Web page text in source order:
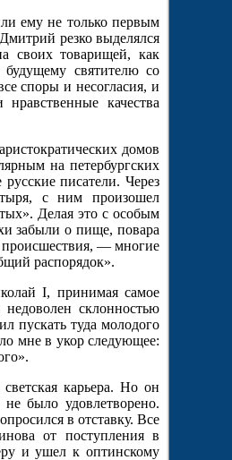
ему не только первым
резко выделялся
своих товарищей, как
будущему святителю со
споры и несогласия, и
качества
домов
на петербургских
писатели. Через
с ним произошел
Делая это с особым
забыли о пище, повара
— многие
распорядок».
I, принимая самое
склонностью
пускать туда молодого
мне в укор следующее:
карьера. Но он
было удовлетворено.
в отставку. Все
от поступления в
и ушел к оптинскому